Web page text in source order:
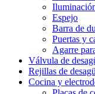
Espejo
Barra de
Puertas y
Agarre
Válvula de
Rejillas de
Cocina y